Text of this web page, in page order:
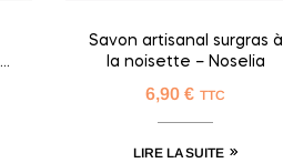
Savon artisanal surgras à
la noisette – Noselia
6,90 € TTC
LIRE LA SUITE